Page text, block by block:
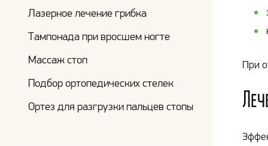
Лазерное лечение грибка
Тампонада при вросшем ногте
Массаж стоп
Подбор ортопедических стелек
Ортез для разгрузки пальцев стопы
При